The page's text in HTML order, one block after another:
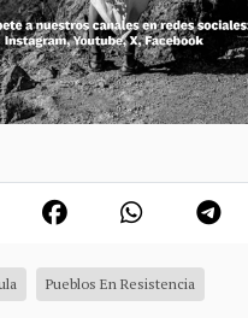
Pueblos En Resistencia